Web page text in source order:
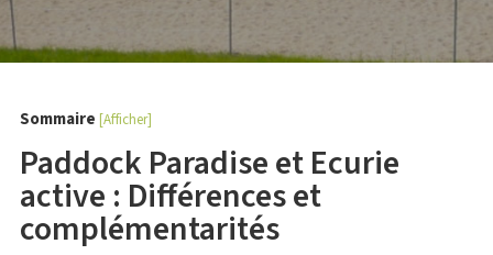
Sommaire [Afficher]
Paddock Paradise et Ecurie
active : Différences et
complémentarités